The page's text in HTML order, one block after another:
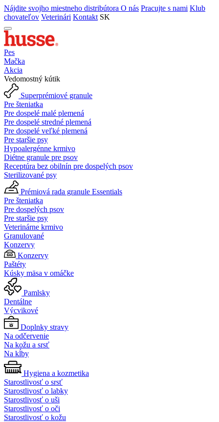
Nájdite svojho miestneho distribútora O nás Pracujte s nami Klub
chovateľov Veterinári Kontakt SK
Pes
Mačka
Akcia
Vedomostný kútik
Superprémiové granule
Pre šteniatka
Pre dospelé malé plemená
Pre dospelé stredné plemená
Pre dospelé veľké plemená
Pre staršie psy
Hypoalergénne krmivo
Diétne granule pre psov
Receptúra bez obilnín pre dospelých psov
Sterilizované psy
Prémiová rada granule Essentials
Pre šteniatka
Pre dospelých psov
Pre staršie psy
Veterinárne krmivo
Granulované
Konzervy
Konzervy
Paštéty
Kúsky mäsa v omáčke
Pamlsky
Dentálne
Výcvikové
Doplnky stravy
Na odčervenie
Na kožu a srsť
Na kĺby
Hygiena a kozmetika
Starostlivosť o srsť
Starostlivosť o labky
Starostlivosť o uši
Starostlivosť o oči
Starostlivosť o kožu